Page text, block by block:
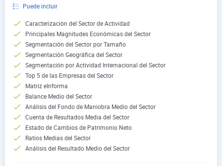
Puede incluir
Caracterización del Sector de Actividad
Principales Magnitudes Económicas del Sector
Segmentación del Sector por Tamaño
Segmentación Geográfica del Sector
Segmentación por Actividad Internacional del Sector
Top 5 de las Empresas del Sector
Matriz eInforma
Balance Medio del Sector
Análisis del Fondo de Maniobra Medio del Sector
Cuenta de Resultados Media del Sector
Estado de Cambios de Patrimonio Neto
Ratios Medias del Sector
Análisis del Resultado Medio del Sector